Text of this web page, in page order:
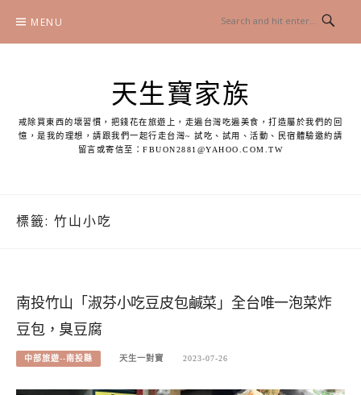
content
MENU
天生寶家族
戒除買東西的壞習慣，把錢花在旅遊上，走遍台灣吃遍美食，打造屬於我們的回
憶，是我的理想，請跟我們一起行走台灣~ 試吃、試用、活動、民宿體驗邀約請
留言或寄信至：FBUON2881@YAHOO.COM.TW
標籤: 竹山小吃
南投竹山「淑芬小吃豆皮包鹹菜」全台唯一泡菜炸
豆包，臭豆腐
中部旅遊--南投縣 天生一對寶 2023-07-26